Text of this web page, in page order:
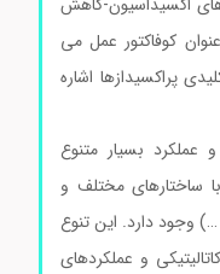
کوفاکتور عمل می
پراکسیدازها اشاره
بسیار متنوع
مختلف و
دارد. این تنوع
و عملکردهای